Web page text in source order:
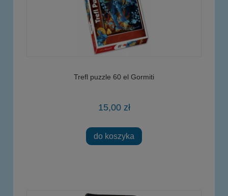
Trefl puzzle 60 el Gormiti
15,00 zł
do koszyka